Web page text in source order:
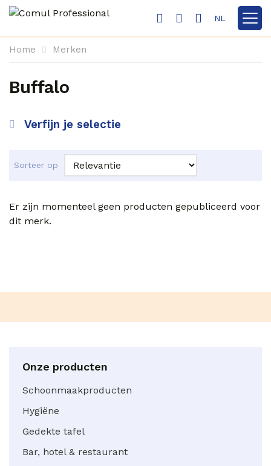
NL
Toon
Home Merken
Buffalo
Verfijn je selectie
Sorteer op
Er zijn momenteel geen producten gepubliceerd voor
dit merk.
Onze producten
Schoonmaakproducten
Hygiëne
Gedekte tafel
Bar, hotel & restaurant